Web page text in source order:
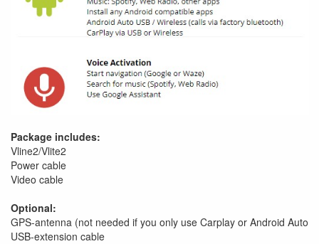
Package includes:
Vline2/Vlite2
Power cable
Video cable
Optional:
GPS-antenna (not needed if you only use Carplay or Android Auto
USB-extension cable